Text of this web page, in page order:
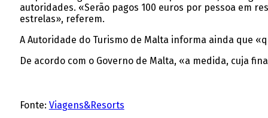
autoridades. «Serão pagos 100 euros por pessoa em
estrelas», referem.
A Autoridade do Turismo de Malta informa ainda que
De acordo com o Governo de Malta, «a medida, cuja
Fonte: Viagens&Resorts